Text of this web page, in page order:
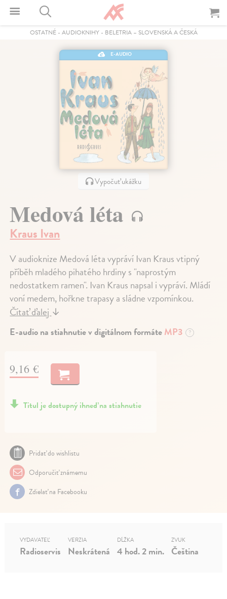
OSTATNÉ- AUDIOKNIHY- BELETRIA – SLOVENSKÁ A ČESKÁ
E-AUDIO
Vypočuť ukážku
Medová léta
Kraus Ivan
V audioknize Medová léta vypráví Ivan Kraus vtipný
příběh mladého pihatého hrdiny s "naprostým
nedostatkem ramen". Ivan Kraus napsal i vypráví. Mládí
voní medem, hořkne trapasy a sládne vzpomínkou.
Čítať ďalej↓
E-audio na stiahnutie v digitálnom formáteMP3 ?
9,16 €
Titul je dostupný ihneď na stiahnutie
Pridať do wishlistu
Odporučiť známemu
Zdielať na Facebooku
VYDAVATEĽ
Radioservis
VERZIA
Neskrátená
DĹŽKA
4 hod. 2 min.
ZVUK
Čeština